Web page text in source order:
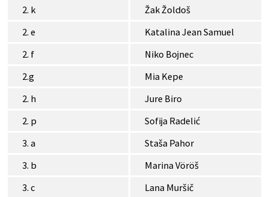
2. k
Žak Žoldoš
2. e
Katalina Jean Samuel
2. f
Niko Bojnec
2.g
Mia Kepe
2. h
Jure Biro
2. p
Sofija Radelić
3. a
Staša Pahor
3. b
Marina Vöröš
3. c
Lana Muršič